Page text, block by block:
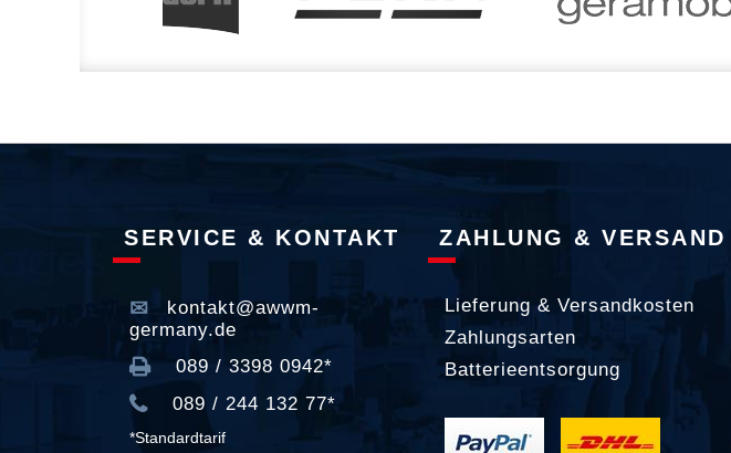
SERVICE & KONTAKT
kontakt@awwm-
germany.de
089 / 3398 0942*
089 / 244 132 77*
*Standardtarif
ZAHLUNG & VERSAND
Lieferung & Versandkosten
Zahlungsarten
Batterieentsorgung